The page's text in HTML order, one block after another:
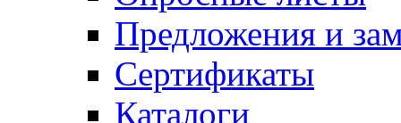
Предложения и
Сертификаты
Каталоги